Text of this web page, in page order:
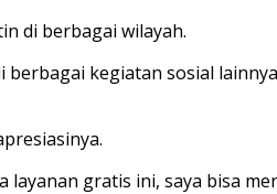
di berbagai wilayah.
kegiatan sosial
layanan gratis ini, saya bisa